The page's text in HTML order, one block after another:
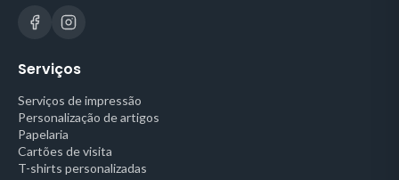
Serviços
Serviços de impressão
Personalização de artigos
Papelaria
Cartões de visita
T-shirts personalizadas